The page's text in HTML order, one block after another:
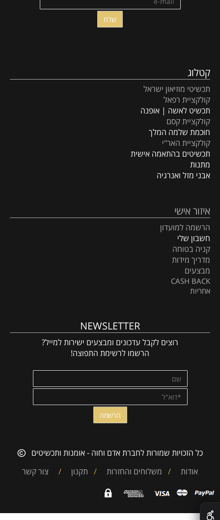
קטלוג
תכשיטי מוזיאון ישראל
קולקציית רפאל
תכשיט לאשה | אופנה
קולקציית קסם
חוכמת שלמה המלך
קולקציית האר"י
תכשיטים בהתאמה אישית
מתנות
אבני מזל ואנרגיה
איזור אישי
הרשמה למועדון
חשבון שלי
קניה בטוחה
מדריך מידות
מבצעים
CASH BACK
אחריות
NEWSLETTER
רוצים לקבל עדכונים ומבצעים ישירות למייל?
הרשמו לרשימת התפוצה!
כל הזכויות שמורות לחברת אדם וחוה - אומנות ותכשיטים
אודות
/ משלוחים והחזרות / תקנון / צור קשר
✕